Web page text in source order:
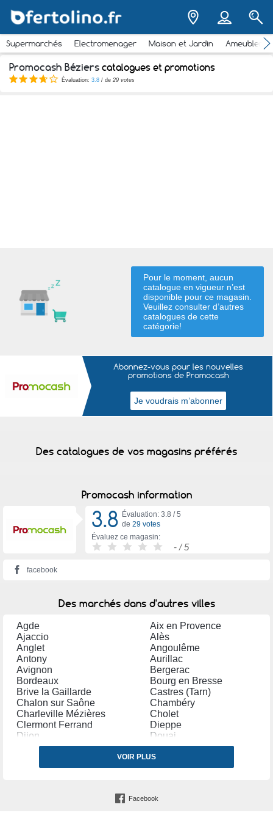
Supermarchés Electromenager Maison et Jardin
Promocash Béziers catalogues et promotions
Évaluation: 3.8 / de 29 votes
Pour le moment, aucun
catalogue en vigueur n’est
disponible pour ce magasin.
Veuillez consulter d’autres
catalogues de cette
catégorie!
Abonnez-vous pour les nouvelles
promotions de Promocash
Des catalogues de vos magasins préférés
Promocash information
3.8 Évaluation: 3.8 /5
de 29 votes
Évaluez ce magasin:
- / 5
facebook
Des marchés dans d'autres villes
Agde
Aix en Provence
Ajaccio
Alès
Anglet
Angoulême
Antony
Aurillac
Avignon
Bergerac
Bordeaux
Bourg en Bresse
Brive la Gaillarde
Castres (Tarn)
Chalon sur Saône
Chambéry
Charleville Mézières
Cholet
Clermont Ferrand
Dieppe
Dijon
Douai
Dreux
Evreux
Fougères
Grasse
Grenoble
Lyon
VOIR PLUS
Facebook